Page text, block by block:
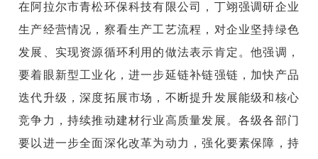
在阿拉尔市青松环保科技有限公司，丁翊强调研企业
生产经营情况，察看生产工艺流程，对企业坚持绿色
发展、实现资源循环利用的做法表示肯定。他强调，
要着眼新型工业化，进一步延链补链强链，加快产品
迭代升级，深度拓展市场，不断提升发展能级和核心
竞争力，持续推动建材行业高质量发展。各级各部门
要以进一步全面深化改革为动力，强化要素保障，持